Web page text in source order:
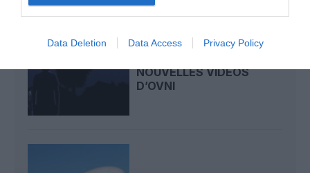
Data Deletion Data Access Privacy Policy
INSOLITE : LE
NOUVELLES VIDÉOS
D’OVNI